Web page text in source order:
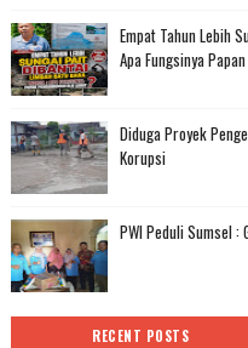
Empat Tahun Lebih
Apa Fungsinya
Diduga Proyek
Korupsi
PWI Peduli Sumsel :
RECENT POSTS